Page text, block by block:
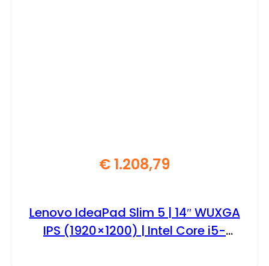
€1.208,79
Lenovo IdeaPad Slim 5 | 14″ WUXGA
IPS (1920×1200) | Intel Core i5-